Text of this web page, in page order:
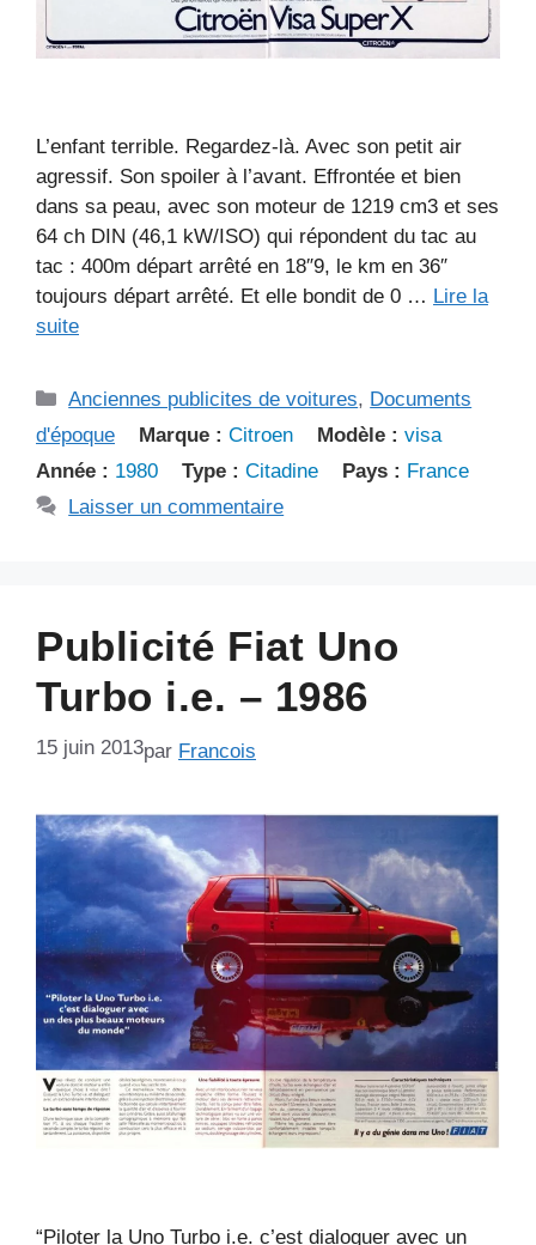
L’enfant terrible. Regardez-là. Avec son petit air
agressif. Son spoiler à l’avant. Effrontée et bien
dans sa peau, avec son moteur de 1219 cm3 et ses
64 ch DIN (46,1 kW/ISO) qui répondent du tac au
tac : 400m départ arrêté en 18″9, le km en 36″
toujours départ arrêté. Et elle bondit de 0 … Lire la
suite
Catégories
Anciennes publicites de voitures, Documents
d'époque
Marque : Citroen Modèle : visa
Année : 1980 Type : Citadine Pays : France
Laisser un commentaire
Publicité Fiat Uno
Turbo i.e. – 1986
15 juin 2013par Francois
“Piloter la Uno Turbo i.e. c’est dialoguer avec un